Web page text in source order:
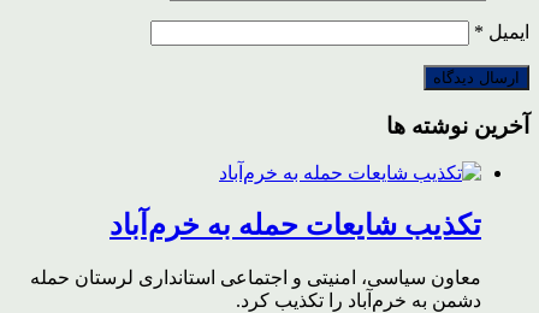
ایمیل *
آخرین نوشته ها
تکذیب شایعات حمله به خرم‌آباد
معاون سیاسی، امنیتی و اجتماعی استانداری لرستان حمله
دشمن به خرم‌آباد را تکذیب کرد.